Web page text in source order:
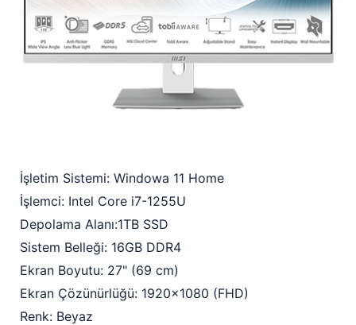
İşletim Sistemi: Windowa 11 Home
İşlemci: Intel Core i7-1255U
Depolama Alanı:1TB SSD
Sistem Belleği: 16GB DDR4
Ekran Boyutu: 27" (69 cm)
Ekran Çözünürlüğü: 1920x1080 (FHD)
Renk: Beyaz